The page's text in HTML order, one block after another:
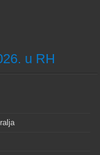
u RH